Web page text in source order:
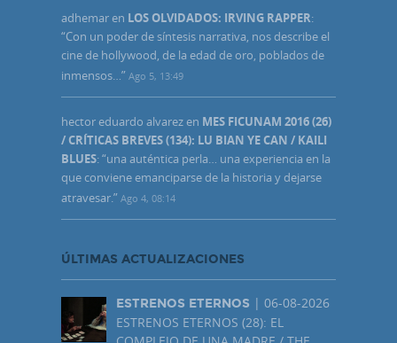
adhemar en LOS OLVIDADOS: IRVING RAPPER:
“Con un poder de síntesis narrativa, nos describe el
cine de hollywood, de la edad de oro, poblados de
inmensos…” Ago 5, 13:49
hector eduardo alvarez en MES FICUNAM 2016 (26)
/ CRÍTICAS BREVES (134): LU BIAN YE CAN / KAILI
BLUES: “una auténtica perla… una experiencia en la
que conviene emanciparse de la historia y dejarse
atravesar.” Ago 4, 08:14
ÚLTIMAS ACTUALIZACIONES
ESTRENOS ETERNOS | 06-08-2026
ESTRENOS ETERNOS (28): EL